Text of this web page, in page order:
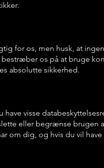
for os, men husk, at
bestræber os på at bruge
absolutte sikkerhed.
visse
eller begrænse brugen
om dig, og hvis du vil